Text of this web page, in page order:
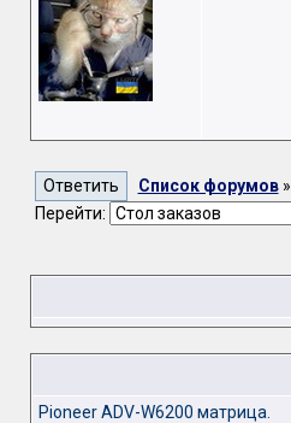
Список форумов»
Перейти:
Pioneer ADV-W6200 матрица.